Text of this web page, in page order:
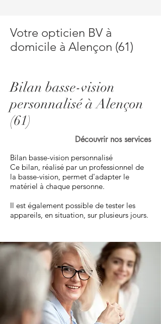
Votre opticien BV à
domicile à Alençon (61)
Bilan basse-vision
personnalisé à Alençon
(61)
Découvrir nos services
Bilan basse-vision personnalisé
Ce bilan, réalisé par un professionnel de
la basse-vision, permet d'adapter le
matériel à chaque personne.
Il est également possible de tester les
appareils, en situation, sur plusieurs jours.